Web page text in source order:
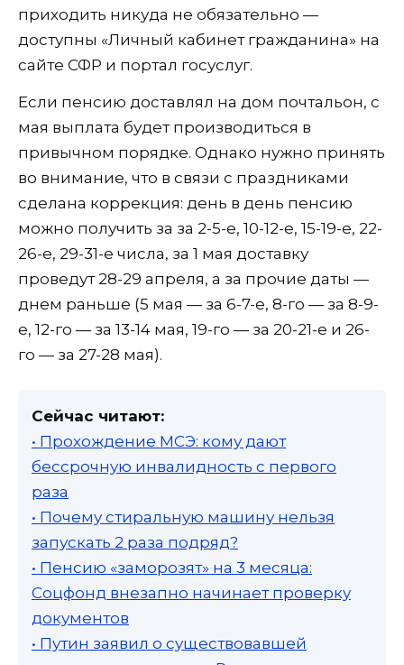
приходить никуда не обязательно —
доступны «Личный кабинет гражданина» на
сайте СФР и портал госуслуг.
Если пенсию доставлял на дом почтальон, с
мая выплата будет производиться в
привычном порядке. Однако нужно принять
во внимание, что в связи с праздниками
сделана коррекция: день в день пенсию
можно получить за за 2-5-е, 10-12-е, 15-19-е, 22-
26-е, 29-31-е числа, за 1 мая доставку
проведут 28-29 апреля, а за прочие даты —
днем раньше (5 мая — за 6-7-е, 8-го — за 8-9-
е, 12-го — за 13-14 мая, 19-го — за 20-21-е и 26-
го — за 27-28 мая).
Сейчас читают:
• Прохождение МСЭ: кому дают
бессрочную инвалидность с первого
раза
• Почему стиральную машину нельзя
запускать 2 раза подряд?
• Пенсию «заморозят» на 3 месяца:
Соцфонд внезапно начинает проверку
документов
• Путин заявил о существовавшей